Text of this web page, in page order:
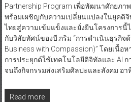
Partnership Program เพื่อพัฒนาศักยภา
พร้อมเผชิญกับความเปลี่ยนแปลงในยุคดิ
ไทยสู่ความเข้มแข็งและยั่งยืนโครงการนี้
กับวิสัยทัศน์ของบี.กริม “การดำเนินธุรกิจ
Business with Compassion)” โดยเนื้
การประยุกต์ใช้เทคโนโลยีดิจิทัลและ AI
จนถึงกิจกรรมส่งเสริมศิลปะและสังคม อา
Read more